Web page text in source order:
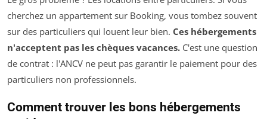
cherchez un appartement sur Booking, vous tombez souvent
sur des particuliers qui louent leur bien. Ces hébergements
n'acceptent pas les chèques vacances. C'est une question
de contrat : l'ANCV ne peut pas garantir le paiement pour des
particuliers non professionnels.
Comment trouver les bons hébergements